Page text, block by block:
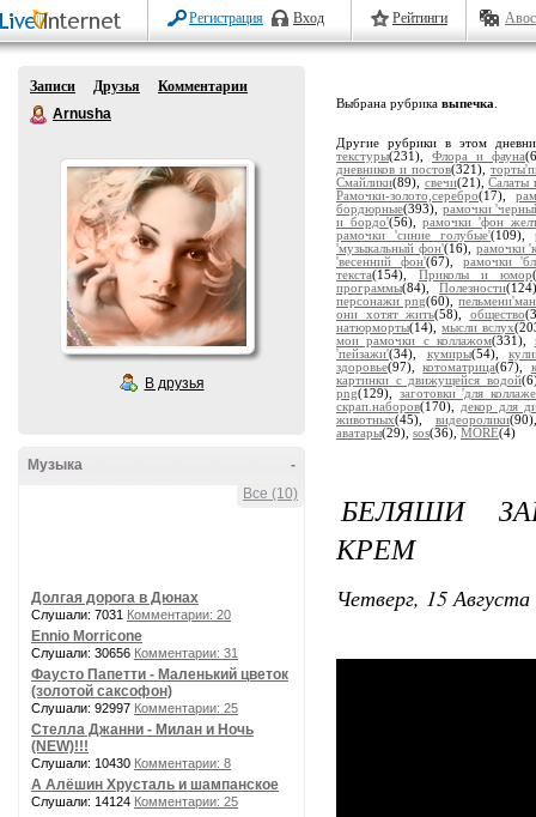
Регистрация Вход Рейтинги
Записи Друзья
Комментарии
Arnusha
В друзья
-
Музыка
Все (10)
Долгая дорога в Дюнах
Слушали: 7031 Комментарии: 20
Ennio Morricone
Слушали: 30656 Комментарии: 31
Фаусто Папетти - Маленький цветок
(золотой саксофон)
Слушали: 92997 Комментарии: 25
Стелла Джанни - Милан и Ночь
(NEW)!!!
Слушали: 10430 Комментарии: 8
А Алёшин Хрусталь и шампанское
Слушали: 14124 Комментарии: 25
Выбрана рубрика выпечка
Другие рубрики в этом
текстуры(231), Флора и фауна
дневников и постов(321),
Смайлики(89), свечи(21),Салаты
Рамочки-золото,серебро(17),
бордюрные(393), рамочки
и бордо'(56),рамочки 'фон
рамочки 'синие голубые'(109),
'музыкальный фон'(16), рамочки
'весенний фон'(67), рамочки
текста(154), Приколы и юмор
программы(84),Полезности
персонажи png(60),
они хотят жить(58), общество
натюрморты(14),мысли вслух
мои рамочки с коллажом(331),
'пейзажи'(34), кумиры(54),
здоровье(97),котоматрица(67),
картинки с движущейся водой
png(129), заготовки 'для
скрап.наборов(170), декор для
животных(45), видеоролики
аватары(29), sos(36), MORE(4)
БЕЛЯШИ
КРЕМ
Четверг, 15